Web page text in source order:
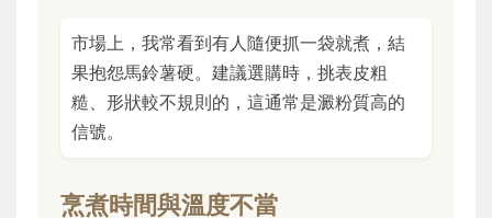
市場上，我常看到有人隨便抓一袋就煮，結
果抱怨馬鈴薯硬。建議選購時，挑表皮粗
糙、形狀較不規則的，這通常是澱粉質高的
信號。
烹煮時間與溫度不當